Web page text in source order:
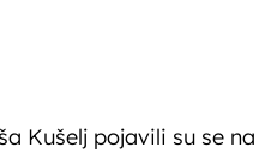
Kušelj pojavili su se